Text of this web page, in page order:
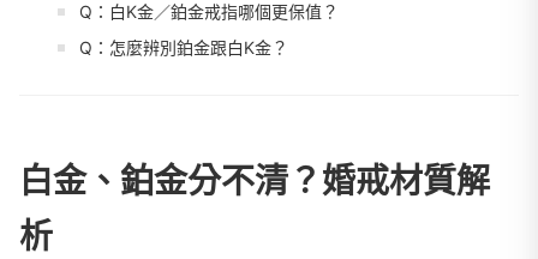
Q：白K金／鉑金戒指哪個更保值？
Q：怎麼辨別鉑金跟白K金？
白金、鉑金分不清？婚戒材質解
析